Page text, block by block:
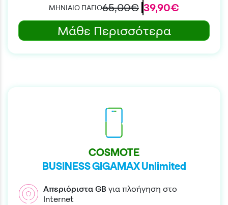
ΜΗΝΙΑΙΟ ΠΑΓΙΟ65,00€ 39,90€
Μάθε Περισσότερα
COSMOTE
BUSINESS GIGAMAX Unlimited
Απεριόριστα GB για πλοήγηση στο
Internet